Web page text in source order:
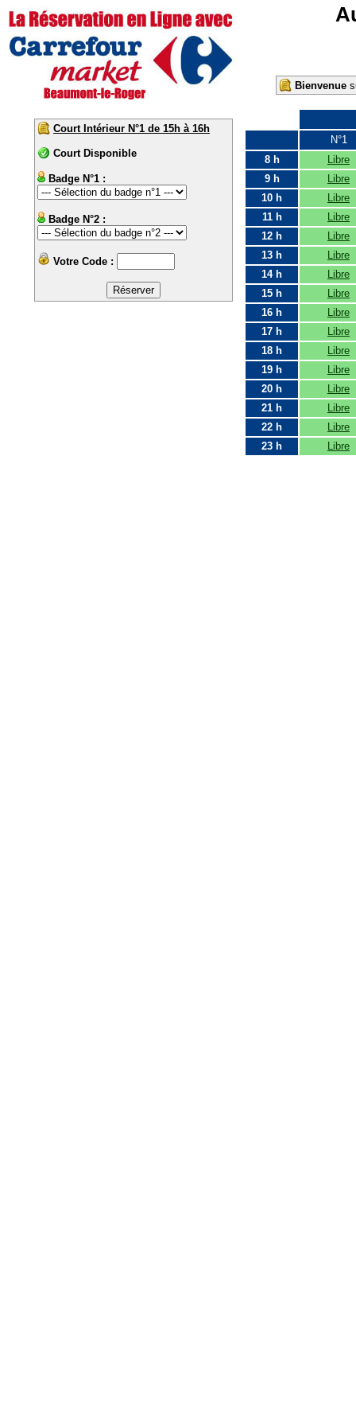
Bienvenue
Court Intérieur N°1 de 15h à 16h
Court Disponible
Badge N°1 :
Badge N°2 :
Votre Code :
N°1
8 h
Libre
9 h
Libre
10 h
Libre
11 h
Libre
12 h
Libre
13 h
Libre
14 h
Libre
15 h
Libre
16 h
Libre
17 h
Libre
18 h
Libre
19 h
Libre
20 h
Libre
21 h
Libre
22 h
Libre
23 h
Libre